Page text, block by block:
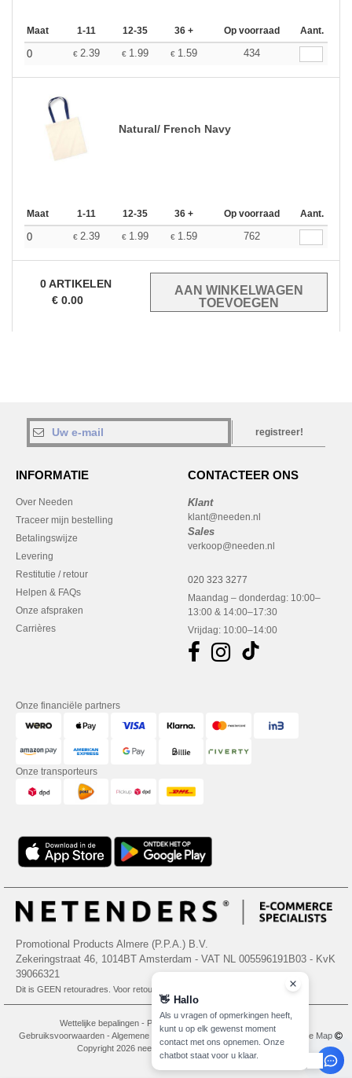
Maat 1-11 12-35 36 + Op voorraad Aant.
0 € 2.39 € 1.99 € 1.59 434
Natural/ French Navy
Maat 1-11 12-35 36 + Op voorraad Aant.
0 € 2.39 € 1.99 € 1.59 762
0ARTIKELEN
€ 0.00
registreer!
INFORMATIE
Over Needen
Traceer mijn bestelling
Betalingswijze
Levering
Restitutie / retour
Helpen & FAQs
Onze afspraken
Carrières
CONTACTEER ONS
Klant
klant@needen.nl
Sales
verkoop@needen.nl
020 323 3277
Maandag – donderdag: 10:00–
13:00 & 14:00–17:30
Vrijdag: 10:00–14:00
Onze financiële partners
Onze transporteurs
Promotional Products Almere (P.P.A.) B.V.
Zekeringstraat 46, 1014BT Amsterdam - VAT NL 005596191B03 - KvK
39066321
Dit is GEEN retouradres. Voor retourzending, zie hier
Wettelijke bepalingen- Privacybeleid
Algemene Toegangs - En
Gebruiksvoorwaarden- Algemene Contractvoorwaarden
Site Map
Copyright 2026 needen.nl - Alle rechten voorbehouden
👋 Hallo
Als u vragen of opmerkingen heeft,
kunt u op elk gewenst moment
contact met ons opnemen. Onze
chatbot staat voor u klaar.